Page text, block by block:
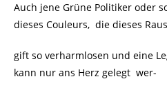
Auch jene Grüne Politiker oder
dieses Couleurs, die dieses
gift so verharmlosen und eine
kann nur ans Herz gelegt wer-